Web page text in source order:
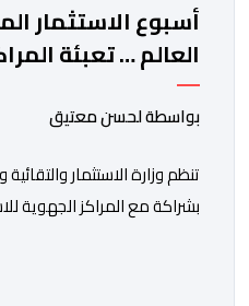
أسبوع الاستثمار
العالم … تعبئة
للاستثمار لمواكبة
العالم
بواسطة لحسن معتيق
تنظم وزارة الاستثمار
بشراكة مع المراكز الجهوية